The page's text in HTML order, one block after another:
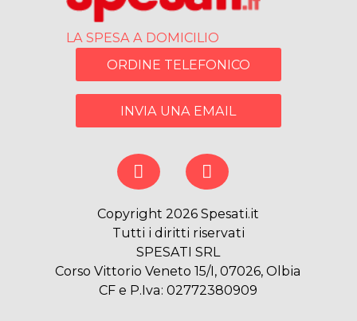
LA SPESA A DOMICILIO
ORDINE TELEFONICO
INVIA UNA EMAIL
Copyright 2026 Spesati.it
Tutti i diritti riservati
SPESATI SRL
Corso Vittorio Veneto 15/I, 07026, Olbia
CF e P.Iva: 02772380909